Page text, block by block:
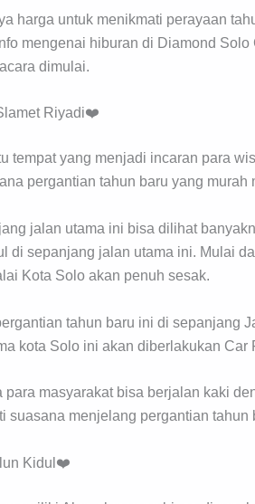
harga untuk menikmati perayaan
mengenai hiburan di Diamond
dimulai.
Riyadi❤️
tempat yang menjadi incaran para
pergantian tahun baru yang
jalan utama ini bisa dilihat
di sepanjang jalan utama ini. Mulai
Kota Solo akan penuh sesak.
tahun baru ini di sepanjang
kota Solo ini akan diberlakukan Car
para masyarakat bisa berjalan kaki
suasana menjelang pergantian
Kidul❤️